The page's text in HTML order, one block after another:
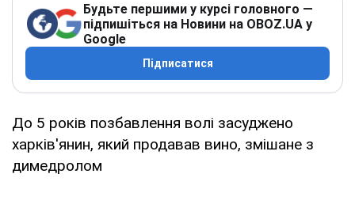
Будьте першими у курсі головного —
підпишіться на Новини на OBOZ.UA у
Google
Підписатися
До 5 років позбавлення волі засуджено
харків'янин, який продавав вино, змішане з
димедролом